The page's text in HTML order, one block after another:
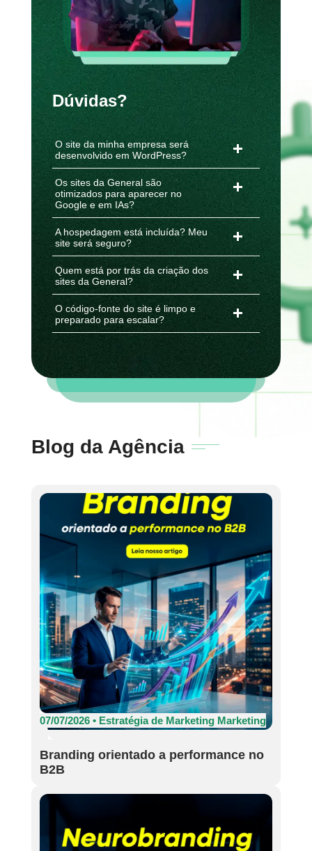
Dúvidas?
O site da minha empresa será
desenvolvido em WordPress?
Os sites da General são
otimizados para aparecer no
Google e em IAs?
A hospedagem está incluída? Meu
site será seguro?
Quem está por trás da criação dos
sites da General?
O código-fonte do site é limpo e
preparado para escalar?
Blog da Agência
07/07/2026 • Estratégia de Marketing Marketing
Branding orientado a performance no
B2B